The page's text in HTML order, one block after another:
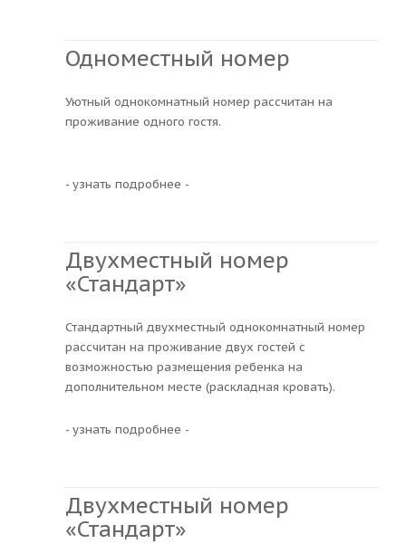
Одноместный номер
Уютный однокомнатный номер рассчитан на
проживание одного гостя.
- узнать подробнее -
Двухместный номер
«Стандарт»
Стандартный двухместный однокомнатный номер
рассчитан на проживание двух гостей с
возможностью размещения ребенка на
дополнительном месте (раскладная кровать).
- узнать подробнее -
Двухместный номер
«Стандарт»